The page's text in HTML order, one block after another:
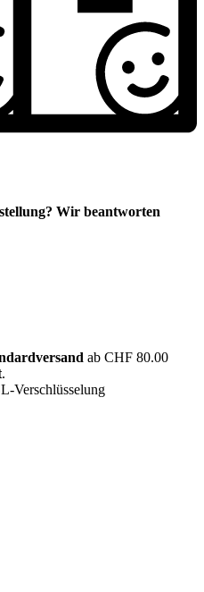
Wir beantworten
ab CHF 80.00
.
Verschlüsselung